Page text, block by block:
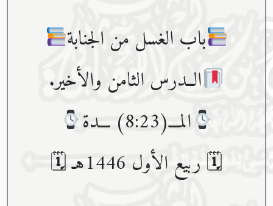
باب الغسل من الجنابة
الــدرس الثامن والأخير.
المـــ(8:23) ـــدة
🗓 ربيع الأول 1446هـ 🗓